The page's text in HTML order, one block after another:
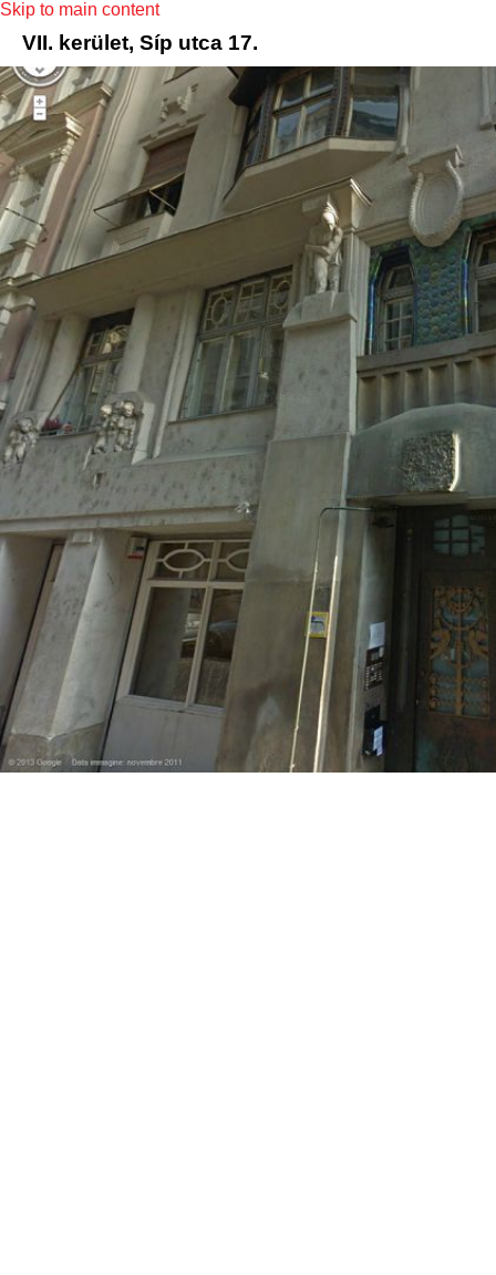
Skip to main content
VII. kerület, Síp utca 17.